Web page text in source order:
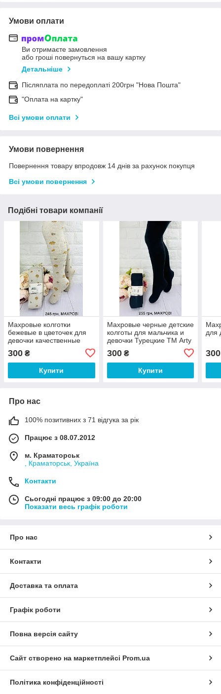
Умови оплати
Ви отримаєте замовлення
або гроші повернуться на вашу картку
Детальніше
Післяплата по передоплаті 200грн "Нова Пошта"
"Оплата на картку"
Всі умови оплати
Умови повернення
Повернення товару впродовж 14 днів за рахунок покупця
Всі умови повернення
Подібні товари компанії
Махровые колготки
бежевые в цветочек для
девочки качественные
300 ₴
Купити
Махровые черные детские
колготы для мальчика и
девочки Турецкие ТМ Arty
300₴
Купити
для
300
Про нас
100% позитивних з 71 відгука за рік
Працює з 08.07.2012
м. Краматорськ
, Краматорськ, Україна
Контакти
Сьогодні працює з 09:00 до 20:00
Показати весь графік роботи
Про нас
Контакти
Доставка та оплата
Графік роботи
Повна версія сайту
Сайт створено на маркетплейсі Prom.ua
Політика конфіденційності